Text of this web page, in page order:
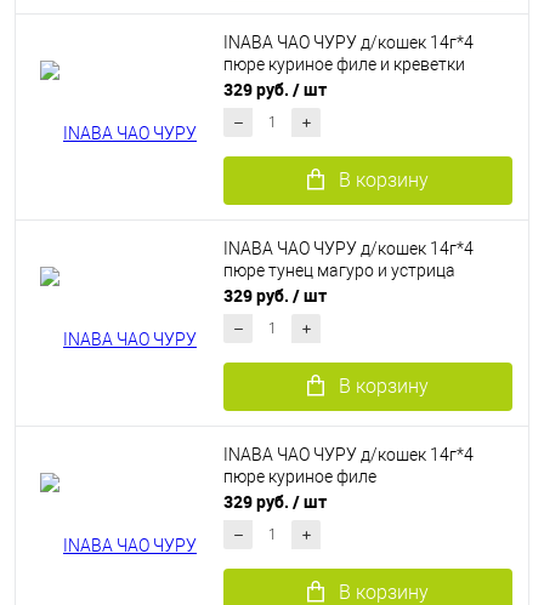
INABA ЧАО ЧУРУ д/кошек 14г*4
пюре куриное филе и креветки
329 руб. / шт
В корзину
INABA ЧАО ЧУРУ д/кошек 14г*4
пюре тунец магуро и устрица
329 руб. / шт
В корзину
INABA ЧАО ЧУРУ д/кошек 14г*4
пюре куриное филе
329 руб. / шт
В корзину